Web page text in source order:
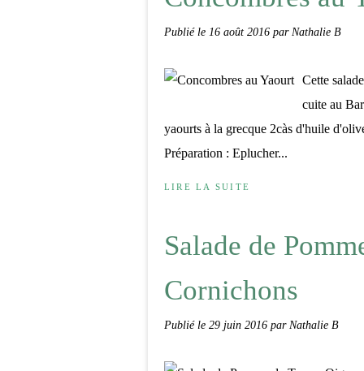
Publié le 16 août 2016 par Nathalie B
Cette
cuite au
yaourts à la grecque 2càs d'huile
Préparation : Eplucher...
LIRE LA SUITE
Salade de
Cornichons
Publié le 29 juin 2016 par Nathalie B